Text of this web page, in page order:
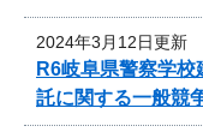
2024年3月12日更新
R6岐阜県警察学
託に関する一般競